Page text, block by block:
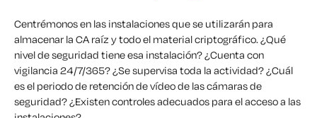
Centrémonos en las instalaciones que se utilizarán para
almacenar la CA raíz y todo el material criptográfico. ¿Qué
nivel de seguridad tiene esa instalación? ¿Cuenta con
vigilancia 24/7/365? ¿Se supervisa toda la actividad? ¿Cuál
es el periodo de retención de vídeo de las cámaras de
seguridad? ¿Existen controles adecuados para el acceso a las